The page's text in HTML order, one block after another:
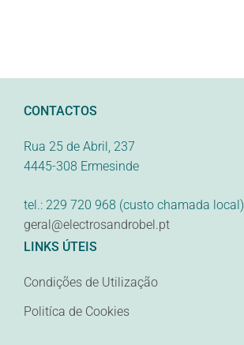
CONTACTOS
Rua 25 de Abril, 237
4445-308 Ermesinde
tel.: 229 720 968 (custo chamada local)
geral@electrosandrobel.pt
LINKS ÚTEIS
Condições de Utilização
Politíca de Cookies